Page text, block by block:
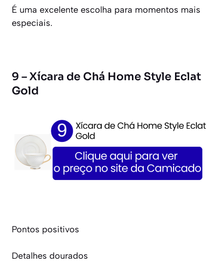
É uma excelente escolha para momentos mais
especiais.
9 – Xícara de Chá Home Style Eclat
Gold
Pontos positivos
Detalhes dourados